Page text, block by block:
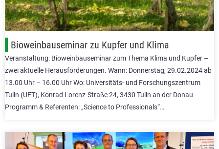
Bioweinbauseminar zu Kupfer und Klima
Veranstaltung: Bioweinbauseminar zum Thema Klima und Kupfer –
zwei aktuelle Herausforderungen. Wann: Donnerstag, 29.02.2024 ab
13.00 Uhr – 16.00 Uhr Wo: Universitäts- und Forschungszentrum
Tulln (UFT), Konrad Lorenz-Straße 24, 3430 Tulln an der Donau
Programm & Referenten: „Science to Professionals“…